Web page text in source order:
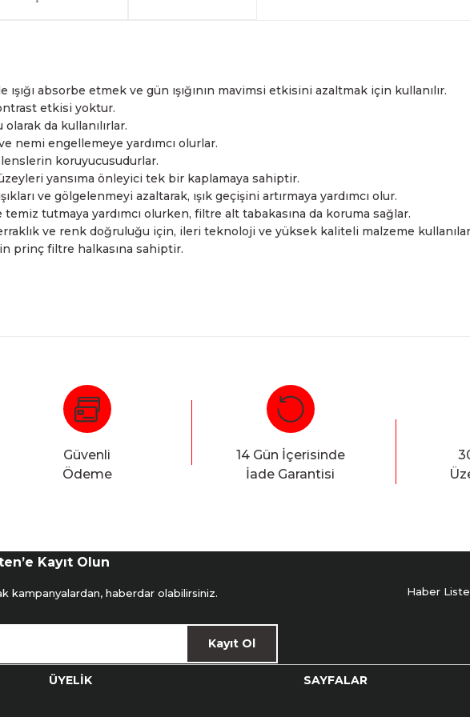
absorbe etmek ve gün ışığının mavimsi etkisini azaltmak için kullanılır.
etkisi yoktur.
da kullanılırlar.
nemi engellemeye yardımcı olurlar.
koruyucusudurlar.
yansıma önleyici tek bir kaplamaya sahiptir.
ve gölgelenmeyi azaltarak, ışık geçişini artırmaya yardımcı olur.
temiz tutmaya yardımcı olurken, filtre alt tabakasına da koruma sağlar.
ve renk doğruluğu için, ileri teknoloji ve yüksek kaliteli malzeme
prinç filtre halkasına sahiptir.
Bu ürüne ilk yorumu siz yapın!
Yorum Yaz
Güvenli
Ödeme
14 Gün İçerisinde
İade Garantisi
Kayıt Olun
kampanyalardan, haberdar olabilirsiniz.
Kayıt Ol
Haber
ÜYELİK SAYFALAR